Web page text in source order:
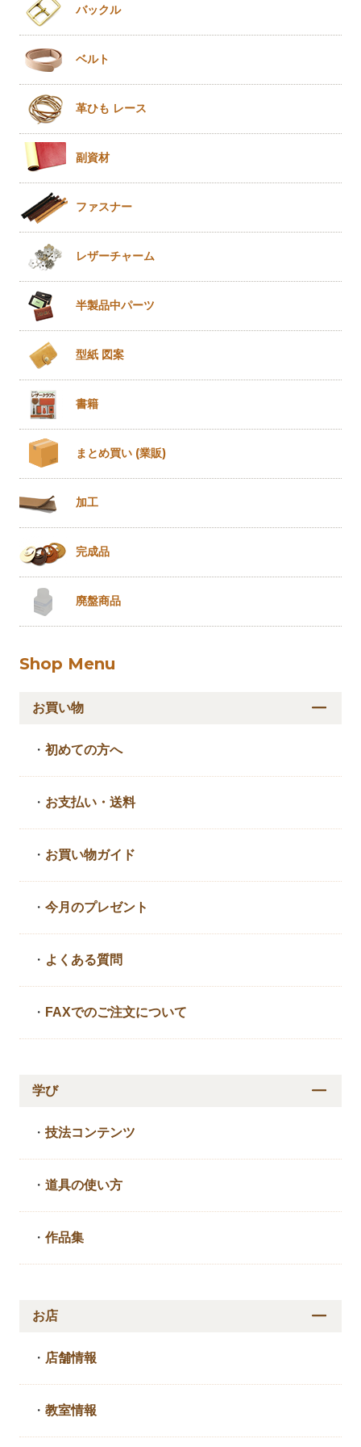
バックル
ベルト
革ひも レース
副資材
ファスナー
レザーチャーム
半製品中パーツ
型紙 図案
書籍
まとめ買い (業販)
加工
完成品
廃盤商品
Shop Menu
お買い物
・初めての方へ
・ お支払い・送料
・ お買い物ガイド
・今月のプレゼント
・ よくある質問
・ FAXでのご注文について
学び
・技法コンテンツ
・道具の使い方
・作品集
お店
・ 店舗情報
・教室情報